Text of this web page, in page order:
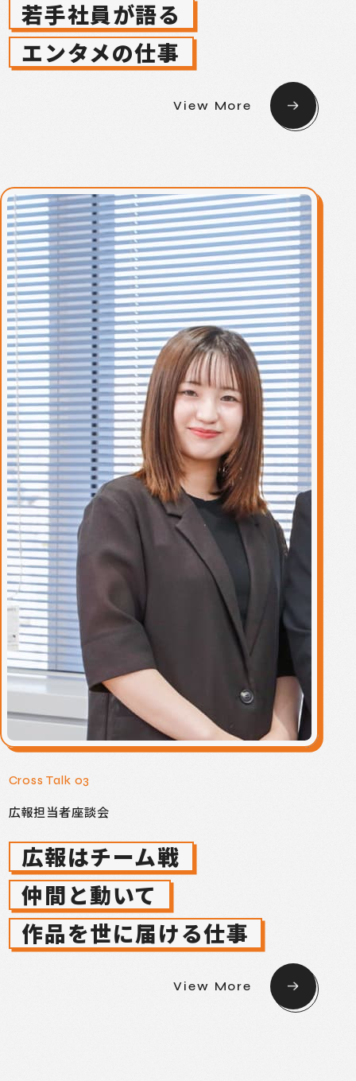
若手社員が語る
エンタメの仕事
View More
Cross Talk 03
広報担当者座談会
広報はチーム戦
仲間と動いて
作品を世に届ける仕事
View More